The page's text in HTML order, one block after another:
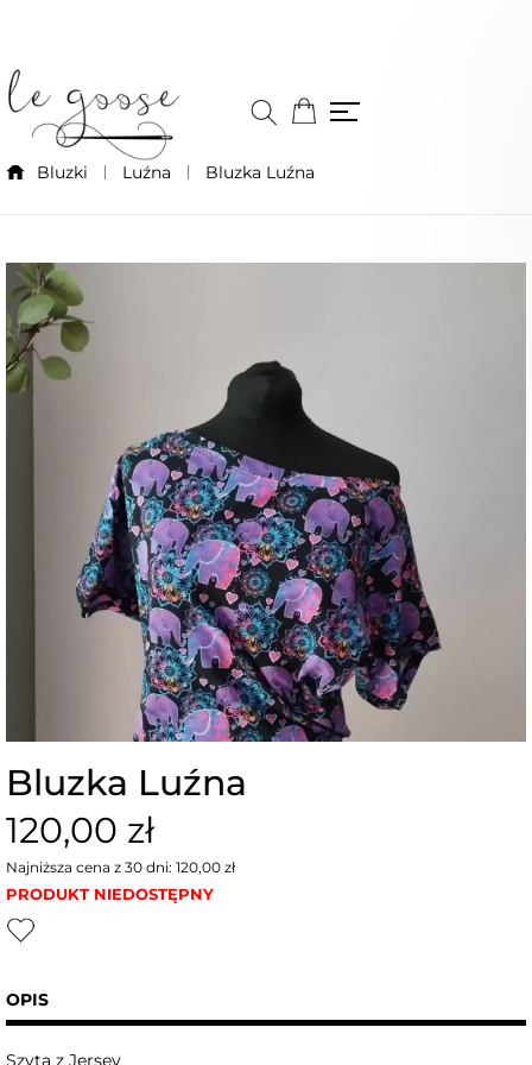
Bluzki Luźna Bluzka Luźna
Bluzka Luźna
120,00 zł
Najniższa cena z 30 dni: 120,00 zł
PRODUKT NIEDOSTĘPNY
OPIS
Szyta z Jersey